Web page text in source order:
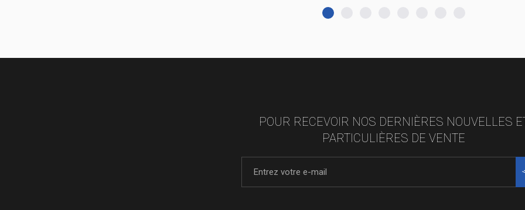
POUR RECEVOIR NOS DERNIÈRES NOUVELLES
PARTICULIÈRES DE VENTE